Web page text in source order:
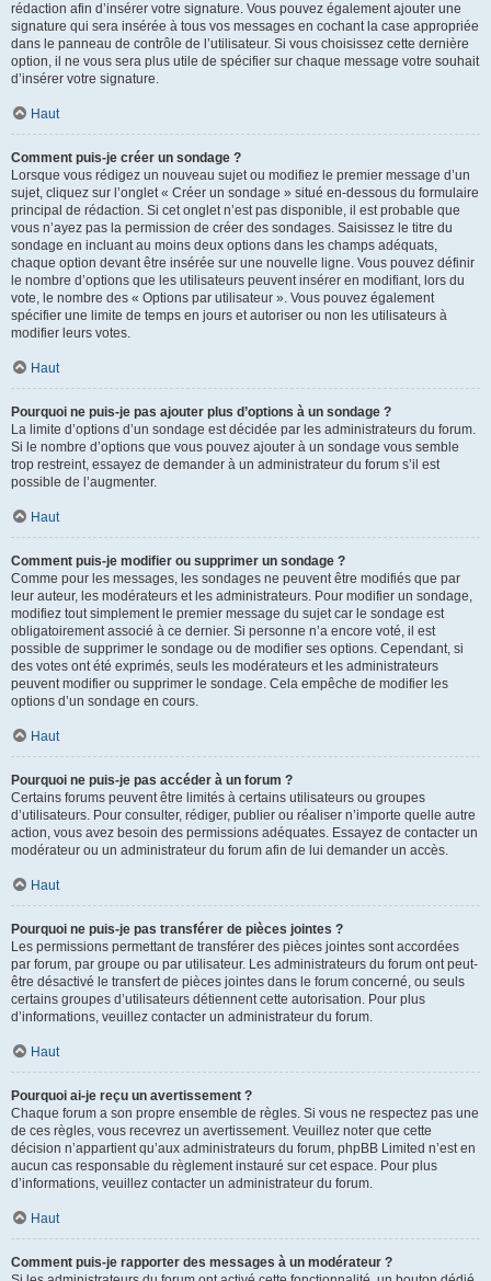
rédaction afin d’insérer votre signature. Vous pouvez également ajouter une
signature qui sera insérée à tous vos messages en cochant la case appropriée
dans le panneau de contrôle de l’utilisateur. Si vous choisissez cette dernière
option, il ne vous sera plus utile de spécifier sur chaque message votre souhait
d’insérer votre signature.
Haut
Comment puis-je créer un sondage ?
Lorsque vous rédigez un nouveau sujet ou modifiez le premier message d’un
sujet, cliquez sur l’onglet « Créer un sondage » situé en-dessous du formulaire
principal de rédaction. Si cet onglet n’est pas disponible, il est probable que
vous n’ayez pas la permission de créer des sondages. Saisissez le titre du
sondage en incluant au moins deux options dans les champs adéquats,
chaque option devant être insérée sur une nouvelle ligne. Vous pouvez définir
le nombre d’options que les utilisateurs peuvent insérer en modifiant, lors du
vote, le nombre des « Options par utilisateur ». Vous pouvez également
spécifier une limite de temps en jours et autoriser ou non les utilisateurs à
modifier leurs votes.
Haut
Pourquoi ne puis-je pas ajouter plus d’options à un sondage ?
La limite d’options d’un sondage est décidée par les administrateurs du forum.
Si le nombre d’options que vous pouvez ajouter à un sondage vous semble
trop restreint, essayez de demander à un administrateur du forum s’il est
possible de l’augmenter.
Haut
Comment puis-je modifier ou supprimer un sondage ?
Comme pour les messages, les sondages ne peuvent être modifiés que par
leur auteur, les modérateurs et les administrateurs. Pour modifier un sondage,
modifiez tout simplement le premier message du sujet car le sondage est
obligatoirement associé à ce dernier. Si personne n’a encore voté, il est
possible de supprimer le sondage ou de modifier ses options. Cependant, si
des votes ont été exprimés, seuls les modérateurs et les administrateurs
peuvent modifier ou supprimer le sondage. Cela empêche de modifier les
options d’un sondage en cours.
Haut
Pourquoi ne puis-je pas accéder à un forum ?
Certains forums peuvent être limités à certains utilisateurs ou groupes
d’utilisateurs. Pour consulter, rédiger, publier ou réaliser n’importe quelle autre
action, vous avez besoin des permissions adéquates. Essayez de contacter un
modérateur ou un administrateur du forum afin de lui demander un accès.
Haut
Pourquoi ne puis-je pas transférer de pièces jointes ?
Les permissions permettant de transférer des pièces jointes sont accordées
par forum, par groupe ou par utilisateur. Les administrateurs du forum ont peut-
être désactivé le transfert de pièces jointes dans le forum concerné, ou seuls
certains groupes d’utilisateurs détiennent cette autorisation. Pour plus
d’informations, veuillez contacter un administrateur du forum.
Haut
Pourquoi ai-je reçu un avertissement ?
Chaque forum a son propre ensemble de règles. Si vous ne respectez pas une
de ces règles, vous recevrez un avertissement. Veuillez noter que cette
décision n’appartient qu’aux administrateurs du forum, phpBB Limited n’est en
aucun cas responsable du règlement instauré sur cet espace. Pour plus
d’informations, veuillez contacter un administrateur du forum.
Haut
Comment puis-je rapporter des messages à un modérateur ?